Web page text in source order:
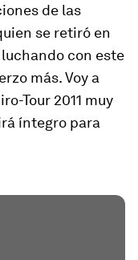
de las
se retiró en
luchando con este
más. Voy a
Tour 2011 muy
íntegro para